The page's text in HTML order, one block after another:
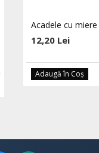
Catina in miere
Hoyer
Acadele cu
12,20 Lei
Adaugă în Coş